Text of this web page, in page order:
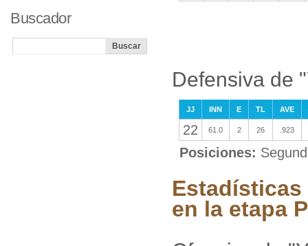
Defensiva de
JJ INN E TL AVE
22 61.0 2 26 .923
Posiciones:
Estadísticas
en la etapa
Buscador